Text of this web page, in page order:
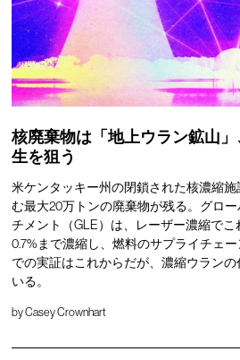
核廃棄物は「地上ウラン鉱山
生を狙う
米ケンタッキー州の閉鎖された核濃縮
む最大20万トンの廃棄物が残る。グロ
チメント（GLE）は、レーザー濃縮で
0.7%まで濃縮し、燃料のサプライチェ
での実証はこれからだが、濃縮ウラン
いる。
byCasey Crownhart